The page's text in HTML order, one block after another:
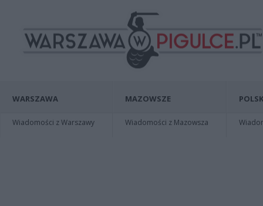
WARSZAWA
Wiadomości z Warszawy
MAZOWSZE
Wiadomości z Mazowsza